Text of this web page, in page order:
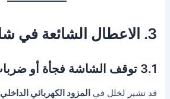
3. الاعطال الشائعة في شاشات LG
3.1 توقف الشاشة فجأة أو ضربات متقطعة
قد تشير لخلل في المزود الكهربائي الداخلي